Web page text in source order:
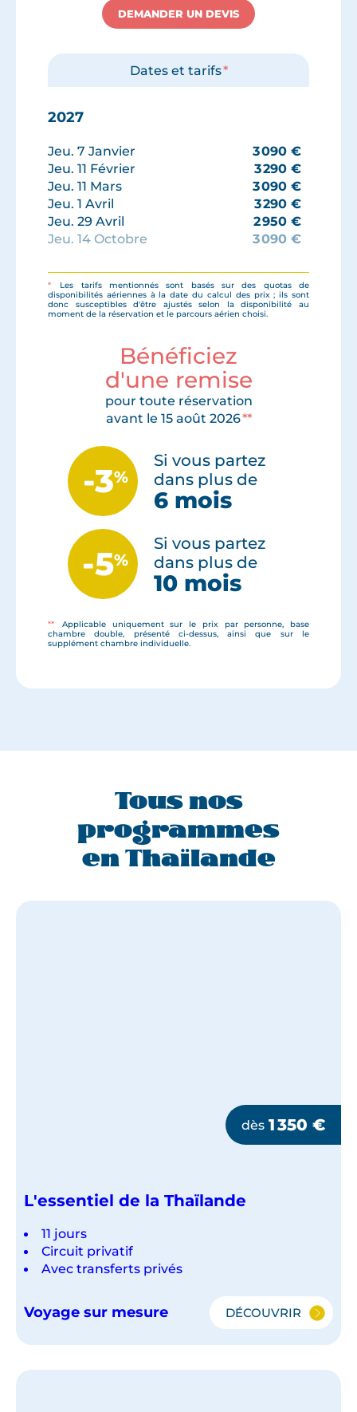
DEMANDER UN DEVIS
Dates et tarifs*
2027
Jeu. 7 Janvier 3 090 €
Jeu. 11 Février
3 290 €
Jeu. 11 Mars
3 090 €
Jeu. 1 Avril
3 290 €
Jeu. 29 Avril
2 950 €
Jeu. 14 Octobre
3 090 €
*
Les tarifs mentionnés sont basés sur des quotas de
disponibilités aériennes à la date du calcul des prix ; ils sont
donc susceptibles d'être ajustés selon la disponibilité au
moment de la réservation et le parcours aérien choisi.
Bénéficiez
d'une remise
pour toute réservation
avant le 15 août 2026**
-3%
Si vous partez
dans plus de
6 mois
-5%
Si vous partez
dans plus de
10 mois
**
Applicable uniquement sur le prix par personne, base
chambre double, présenté ci-dessus, ainsi que sur le
supplément chambre individuelle.
Tous nos
programmes
en Thaïlande
dès 1 350 €
L'essentiel de la Thaïlande
11 jours
Circuit privatif
Avec transferts privés
Voyage sur mesure DÉCOUVRIR
L'ESSENTIEL
THAÏLANDE